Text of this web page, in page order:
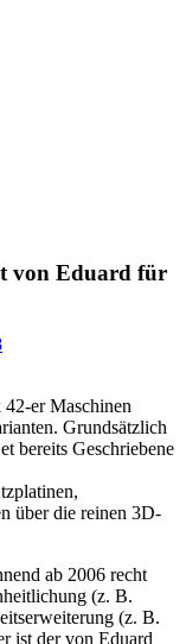
von Eduard für
er Maschinen
Grundsätzlich
bereits Geschriebene
über die reinen 3D-
ab 2006 recht
(z. B.
(z. B.
ist der von Eduard